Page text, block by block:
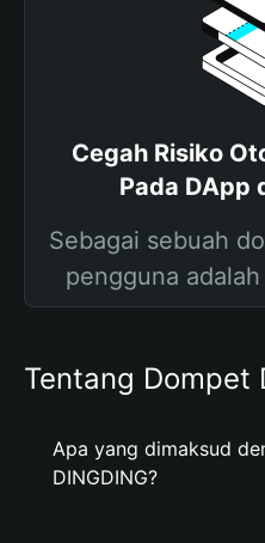
Cegah Risiko
Pada DApp
Sebagai sebuah
pengguna
Tentang Dompet
Apa yang dimaksud
DINGDING?